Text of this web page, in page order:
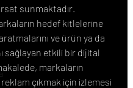
sunmaktadır.
hedef kitlelerine
ve ürün ya da
sağlayan etkili bir dijital
markaların
çıkmak için izlemesi